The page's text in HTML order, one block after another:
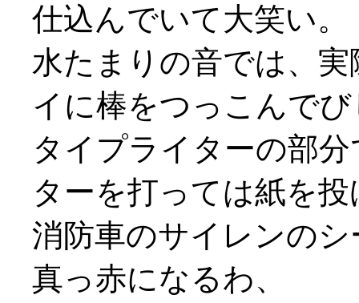
仕込んでいて大笑い。
水たまりの音では、
イに棒をつっこんで
タイプライターの部
ターを打っては紙を
消防車のサイレンの
真っ赤になるわ、